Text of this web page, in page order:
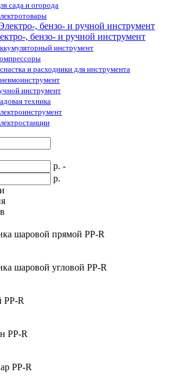
сада и огорода
, бензо- и ручной инструмент
инструмент
и расходники для инструмента
инструмент
техника
р. -
р.
шаровой прямой PP-R
шаровой угловой PP-R
R
PP-R
PP-R